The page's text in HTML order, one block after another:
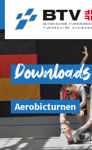
Downloads
Aerobicturnen